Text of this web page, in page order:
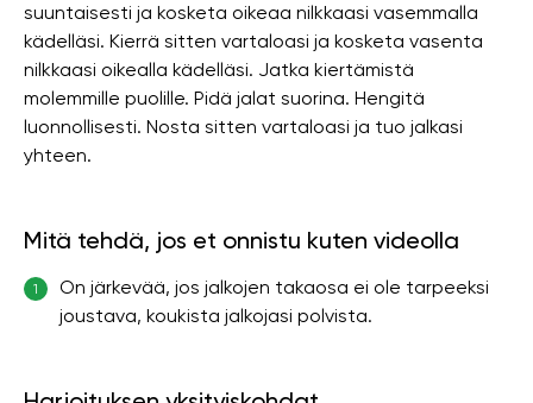
suuntaisesti ja kosketa oikeaa nilkkaasi vasemmalla
kädelläsi. Kierrä sitten vartaloasi ja kosketa vasenta
nilkkaasi oikealla kädelläsi. Jatka kiertämistä
molemmille puolille. Pidä jalat suorina. Hengitä
luonnollisesti. Nosta sitten vartaloasi ja tuo jalkasi
yhteen.
Mitä tehdä, jos et onnistu kuten videolla
1
On järkevää, jos jalkojen takaosa ei ole tarpeeksi
joustava, koukista jalkojasi polvista.